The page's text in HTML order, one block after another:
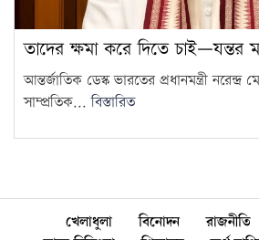
তাদের ক্ষমা করে দিতে চাই—যন্তর
আন্তর্জাতিক ডেস্ক ভারতের প্রধানমন্ত্রী নরেন্দ্র
সাম্প্রতিক...বিস্তারিত
খেলাধুলা বিনোদন রাজনীতি